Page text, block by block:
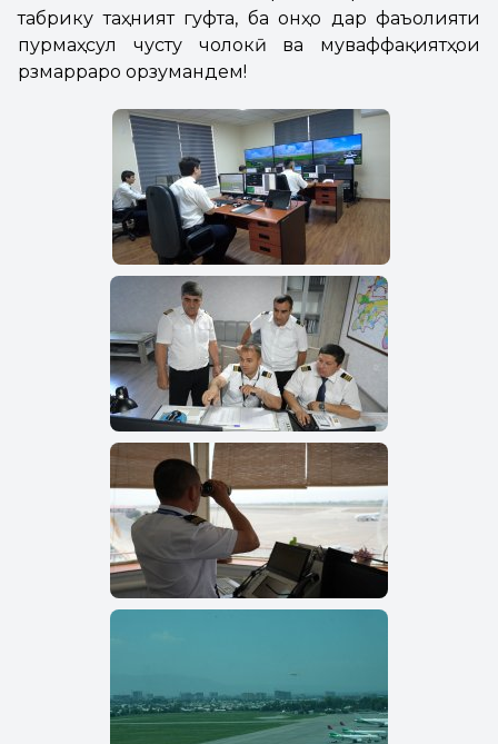
табрику таҳният гуфта, ба онҳо дар фаъолияти
пурмаҳсул чусту чолокӣ ва муваффақиятҳои
рӯзмарраро орзумандем!